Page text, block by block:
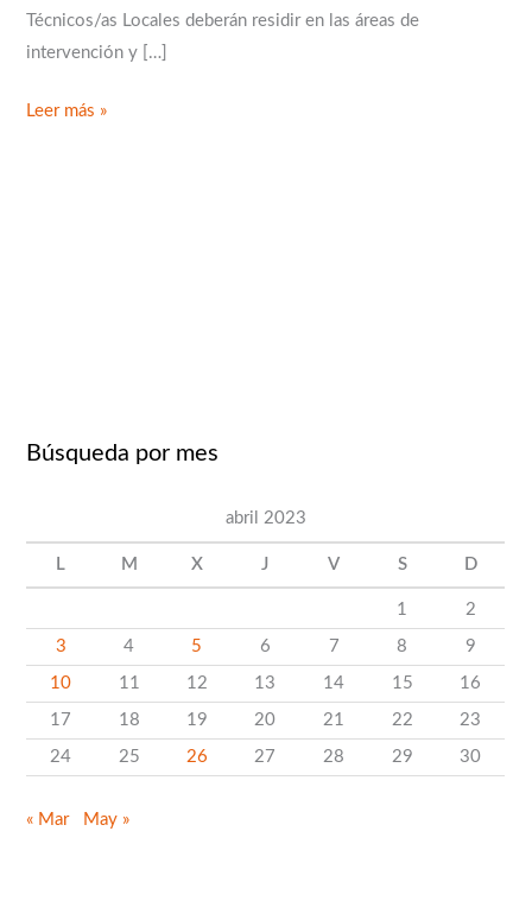
Técnicos/as Locales deberán residir en las áreas de
intervención y […]
Leer más »
Búsqueda por mes
abril 2023
L M X J V S D
1 2
3 4 5 6 7 8 9
10 11 12 13 14 15 16
17 18 19 20 21 22 23
24 25 26 27 28 29 30
« Mar May »
a
c
a
t
e